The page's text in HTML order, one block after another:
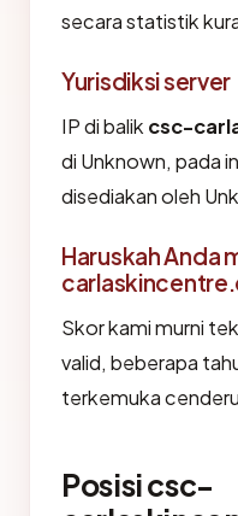
secara statistik
Yurisdiksi server
IP di balik csc-
di Unknown, pada
disediakan oleh
Haruskah Anda
Skor kami murni
valid, beberapa
terkemuka
Posisi csc-